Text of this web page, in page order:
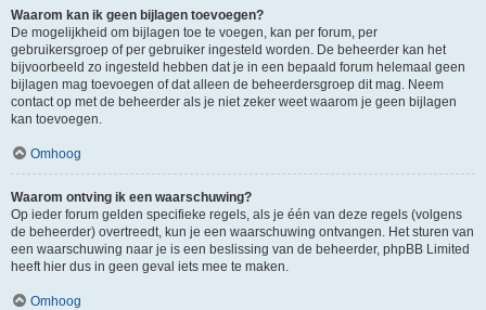
Waarom kan ik geen bijlagen toevoegen?
De mogelijkheid om bijlagen toe te voegen, kan per forum, per
gebruikersgroep of per gebruiker ingesteld worden. De beheerder kan het
bijvoorbeeld zo ingesteld hebben dat je in een bepaald forum helemaal geen
bijlagen mag toevoegen of dat alleen de beheerdersgroep dit mag. Neem
contact op met de beheerder als je niet zeker weet waarom je geen bijlagen
kan toevoegen.
Omhoog
Waarom ontving ik een waarschuwing?
Op ieder forum gelden specifieke regels, als je één van deze regels (volgens
de beheerder) overtreedt, kun je een waarschuwing ontvangen. Het sturen van
een waarschuwing naar je is een beslissing van de beheerder, phpBB Limited
heeft hier dus in geen geval iets mee te maken.
Omhoog